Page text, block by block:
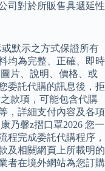
司對於所販售具遞延性
或默示之方式保證所有
均為完整、正確、即時
片、說明、價格、或
委託代購的訊息後，拒
款項，可能包含代購
，詳細支付內容及各項
乃馨z摺口罩2026 您一
程完成委託代購程序，
及相關網頁上所載明的
者在境外網站為您訂購